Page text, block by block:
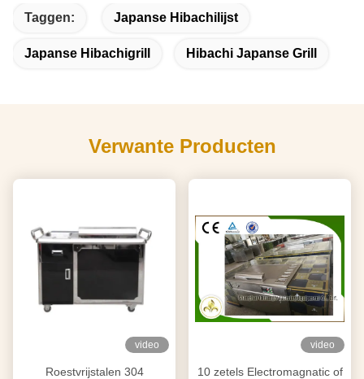
Taggen: Japanse Hibachilijst
Japanse Hibachigrill Hibachi Japanse Grill
Verwante Producten
video
Roestvrijstalen 304
video
10 zetels Electromagnatic of